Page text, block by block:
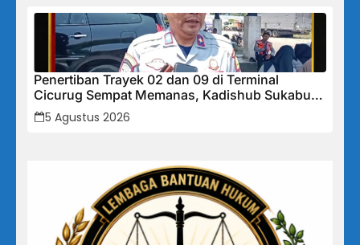
Penertiban Trayek 02 dan 09 di Terminal
Cicurug Sempat Memanas, Kadishub Sukabumi
“Izin Trayek Ada Di Provinsi, Kami Tidak Bisa
Memutuskan”
5 Agustus 2026